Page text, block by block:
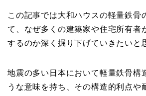
この記事では大和ハウスの軽量鉄骨
て、なぜ多くの建築家や住宅所有者
するのか深く掘り下げていきたいと
地震の多い日本において軽量鉄骨構
うな意味を持ち、その構造的利点や